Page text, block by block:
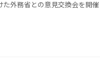
た外務省との意見交換会を開